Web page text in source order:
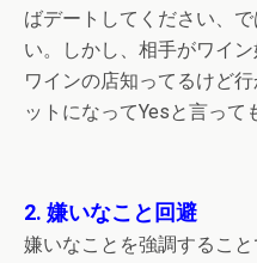
ばデートしてください、
い。しかし、相手がワイ
ワインの店知ってるけど
ットになってYesと言って
2. 嫌いなこと回避
嫌いなことを強調するこ